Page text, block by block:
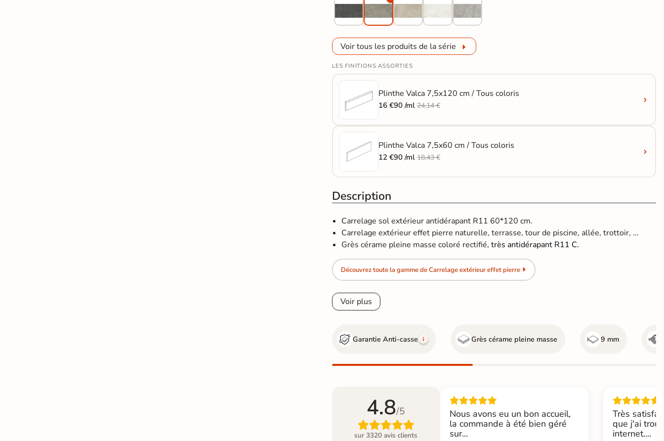
Voir tous les produits de la série
LES FINITIONS ASSORTIES
Plinthe Valca 7,5x120 cm / Tous coloris
16 €90 /ml24,14 €
Plinthe Valca 7,5x60 cm / Tous coloris
12 €90 /ml18,43 €
Description
Carrelage sol extérieur antidérapant R11 60*120 cm.
Carrelage extérieur effet pierre naturelle, terrasse, tour de piscine, allée, trottoir, ...
Grès cérame pleine masse coloré rectifié,très antidérapant R11 C.
Découvrez toute la gamme de Carrelage extérieur effet pierre
Voir plus
Garantie Anti-casse Grès cérame pleine masse 9 mm
4.8/5

sur 3320 avis clients
Nous avons eu un bon accueil,
la commande à été bien géré
sur...
Très
que j'ai
internet....